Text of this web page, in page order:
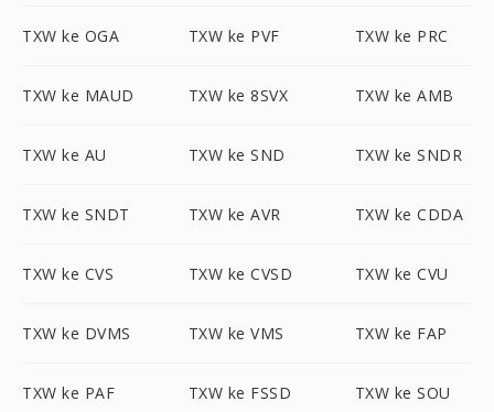
TXW ke OGA TXW ke PVF TXW ke PRC
TXW ke MAUD TXW ke 8SVX TXW ke AMB
TXW ke AU TXW ke SND TXW ke SNDR
TXW ke SNDT TXW ke AVR TXW ke CDDA
TXW ke CVS TXW ke CVSD TXW ke CVU
TXW ke DVMS TXW ke VMS TXW ke FAP
TXW ke PAF TXW ke FSSD TXW ke SOU